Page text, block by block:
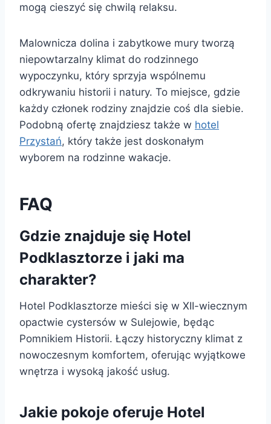
mogą cieszyć się chwilą relaksu.
Malownicza dolina i zabytkowe mury tworzą
niepowtarzalny klimat do rodzinnego
wypoczynku, który sprzyja wspólnemu
odkrywaniu historii i natury. To miejsce, gdzie
każdy członek rodziny znajdzie coś dla siebie.
Podobną ofertę znajdziesz także w hotel
Przystań, który także jest doskonałym
wyborem na rodzinne wakacje.
FAQ
Gdzie znajduje się Hotel
Podklasztorze i jaki ma
charakter?
Hotel Podklasztorze mieści się w XII-wiecznym
opactwie cystersów w Sulejowie, będąc
Pomnikiem Historii. Łączy historyczny klimat z
nowoczesnym komfortem, oferując wyjątkowe
wnętrza i wysoką jakość usług.
Jakie pokoje oferuje Hotel